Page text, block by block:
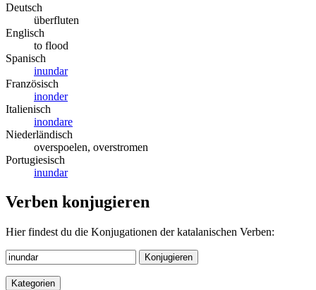
Deutsch
überfluten
Englisch
to flood
Spanisch
inundar
Französisch
inonder
Italienisch
inondare
Niederländisch
overspoelen, overstromen
Portugiesisch
inundar
Verben konjugieren
Hier findest du die Konjugationen der katalanischen Verben:
Konjugieren
Kategorien